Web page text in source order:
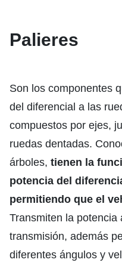
Palieres
Son los componentes
del diferencial a las
compuestos por ejes,
ruedas dentadas.
árboles, tienen la
potencia del
permitiendo que el
Transmiten la
transmisión, además
diferentes ángulos y